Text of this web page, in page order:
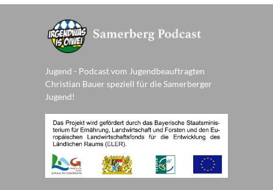
Jugend - Podcast vom Jugendbeauftragten
Christian Bauer speziell für die Samerberger
Jugend!